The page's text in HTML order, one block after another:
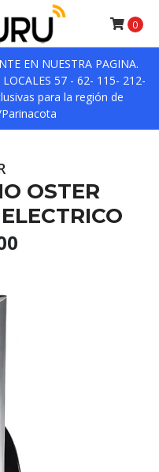
EN NUESTRA PAGINA.
57 - 62- 115- 212-
para la región de
0
OSTER